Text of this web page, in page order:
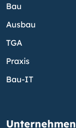
Bau
Ausbau
TGA
Praxis
Bau-IT
Unternehmen